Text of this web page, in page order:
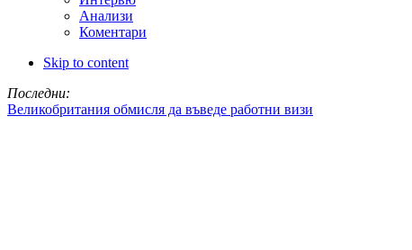
Анализи
Коментари
Skip to content
Последни:
Великобритания обмисля да въведе работни визи